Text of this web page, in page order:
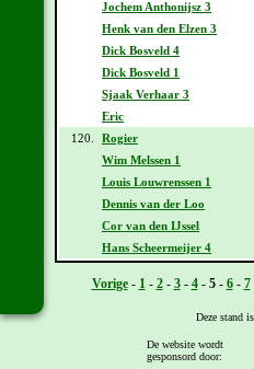
Jochem Anthonijsz 3
Henk van den Elzen 3
Dick Bosveld 4
Dick Bosveld 1
Sjaak Verhaar 3
Eric
120.
Rogier
Wim Melssen 1
Louis Louwrenssen 1
Dennis van der Loo
Cor van den IJssel
Hans Scheermeijer 4
Vorige- 1- 2- 3- 4- 5- 6- 7
Deze stand
] - [Daguitslag etappe
De website wordt
gesponsord door: